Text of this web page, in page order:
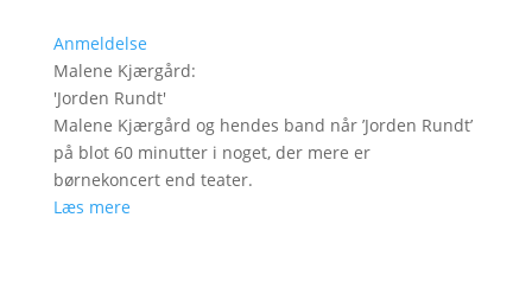
Anmeldelse
Malene Kjærgård:
'Jorden Rundt'
Malene Kjærgård og hendes band når ’Jorden Rundt’
på blot 60 minutter i noget, der mere er
børnekoncert end teater.
Læs mere